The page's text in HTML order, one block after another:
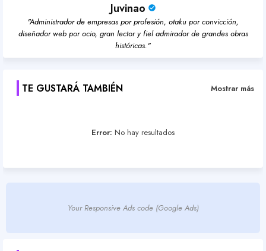
Juvinao
"Administrador de empresas por profesión, otaku por convicción,
diseñador web por ocio, gran lector y fiel admirador de grandes obras
históricas."
TE GUSTARÁ TAMBIÉN Mostrar más
Error: No hay resultados
Your Responsive Ads code (Google Ads)